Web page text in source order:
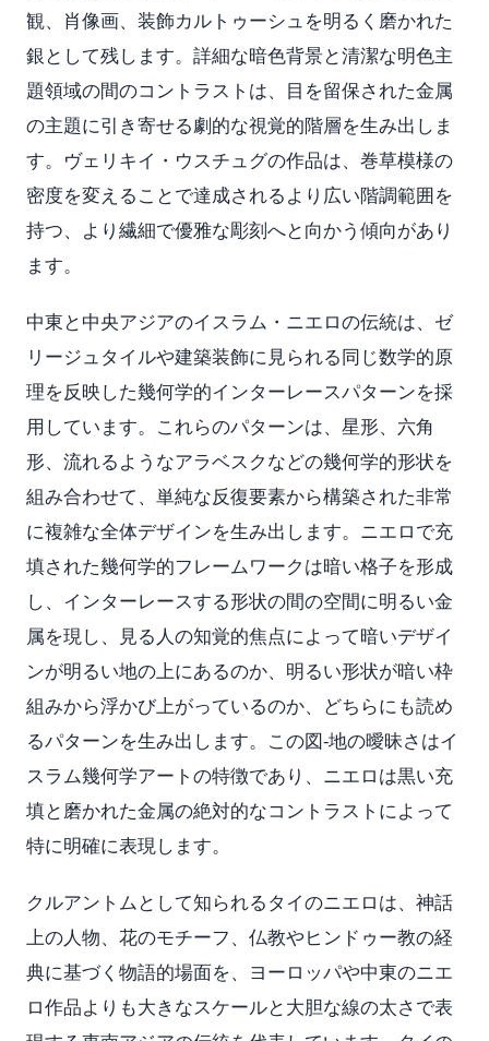
観、肖像画、装飾カルトゥーシュを明るく磨かれた
銀として残します。詳細な暗色背景と清潔な明色主
題領域の間のコントラストは、目を留保された金属
の主題に引き寄せる劇的な視覚的階層を生み出しま
す。ヴェリキイ・ウスチュグの作品は、巻草模様の
密度を変えることで達成されるより広い階調範囲を
持つ、より繊細で優雅な彫刻へと向かう傾向があり
ます。
中東と中央アジアのイスラム・ニエロの伝統は、ゼ
リージュタイルや建築装飾に見られる同じ数学的原
理を反映した幾何学的インターレースパターンを採
用しています。これらのパターンは、星形、六角
形、流れるようなアラベスクなどの幾何学的形状を
組み合わせて、単純な反復要素から構築された非常
に複雑な全体デザインを生み出します。ニエロで充
填された幾何学的フレームワークは暗い格子を形成
し、インターレースする形状の間の空間に明るい金
属を現し、見る人の知覚的焦点によって暗いデザイ
ンが明るい地の上にあるのか、明るい形状が暗い枠
組みから浮かび上がっているのか、どちらにも読め
るパターンを生み出します。この図-地の曖昧さはイ
スラム幾何学アートの特徴であり、ニエロは黒い充
填と磨かれた金属の絶対的なコントラストによって
特に明確に表現します。
クルアントムとして知られるタイのニエロは、神話
上の人物、花のモチーフ、仏教やヒンドゥー教の経
典に基づく物語的場面を、ヨーロッパや中東のニエ
ロ作品よりも大きなスケールと大胆な線の太さで表